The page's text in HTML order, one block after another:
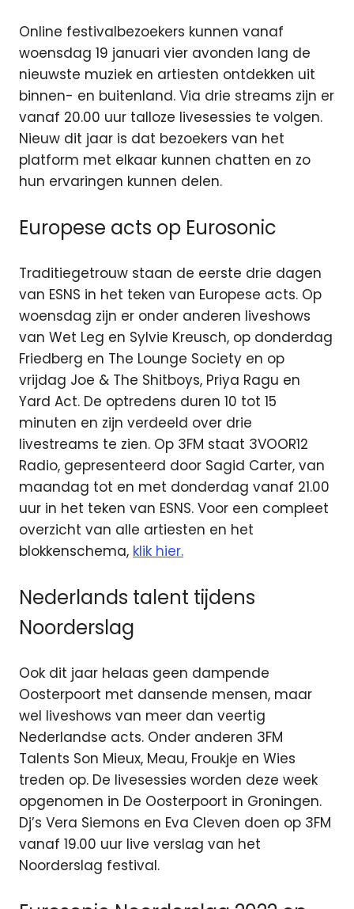
Online festivalbezoekers kunnen vanaf
woensdag 19 januari vier avonden lang de
nieuwste muziek en artiesten ontdekken uit
binnen- en buitenland. Via drie streams zijn er
vanaf 20.00 uur talloze livesessies te volgen.
Nieuw dit jaar is dat bezoekers van het
platform met elkaar kunnen chatten en zo
hun ervaringen kunnen delen.
Europese acts op Eurosonic
Traditiegetrouw staan de eerste drie dagen
van ESNS in het teken van Europese acts. Op
woensdag zijn er onder anderen liveshows
van Wet Leg en Sylvie Kreusch, op donderdag
Friedberg en The Lounge Society en op
vrijdag Joe & The Shitboys, Priya Ragu en
Yard Act. De optredens duren 10 tot 15
minuten en zijn verdeeld over drie
livestreams te zien. Op 3FM staat 3VOOR12
Radio, gepresenteerd door Sagid Carter, van
maandag tot en met donderdag vanaf 21.00
uur in het teken van ESNS. Voor een compleet
overzicht van alle artiesten en het
blokkenschema, klik hier.
Nederlands talent tijdens
Noorderslag
Ook dit jaar helaas geen dampende
Oosterpoort met dansende mensen, maar
wel liveshows van meer dan veertig
Nederlandse acts. Onder anderen 3FM
Talents Son Mieux, Meau, Froukje en Wies
treden op. De livesessies worden deze week
opgenomen in De Oosterpoort in Groningen.
Dj’s Vera Siemons en Eva Cleven doen op 3FM
vanaf 19.00 uur live verslag van het
Noorderslag festival.